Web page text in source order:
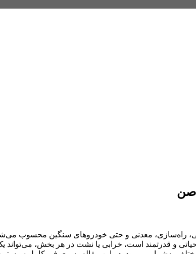
صن
راه‌سازی، معدنی و حتی خودروهای سنگین محسوب
و قدرتمند است، خرابی یا نشت در هر بخش، می‌تواند